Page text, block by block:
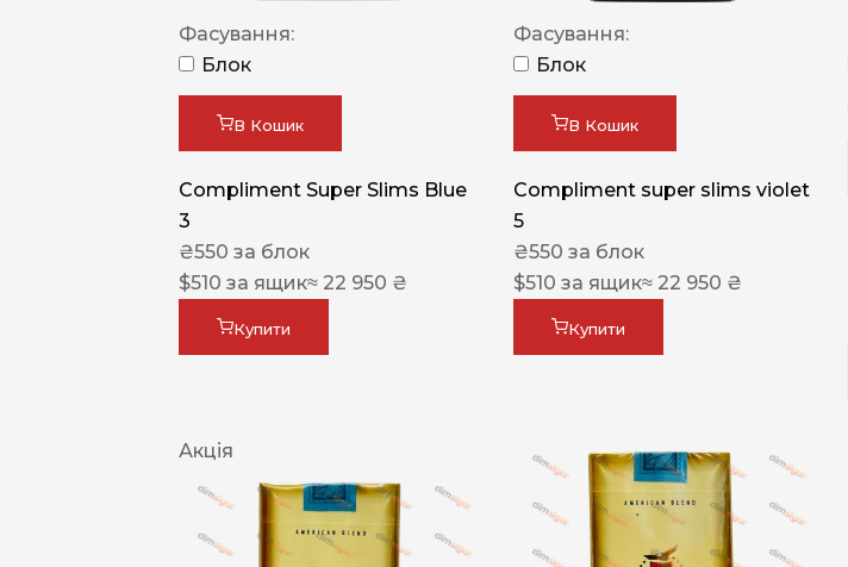
Фасування:
Блок
В Кошик
Compliment Super Slims Blue
3
₴550 за блок
$510 за ящик≈ 22 950 ₴
Купити
Фасування:
Блок
В Кошик
Compliment super slims violet
5
₴550 за блок
$510 за ящик≈ 22 950 ₴
Купити
Акція